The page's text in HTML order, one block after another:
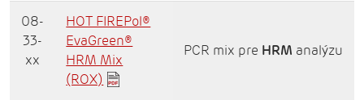
08-
33-
xx
HOT FIREPol®
EvaGreen®
HRM Mix
(ROX)
PCR mix pre HRM analýzu